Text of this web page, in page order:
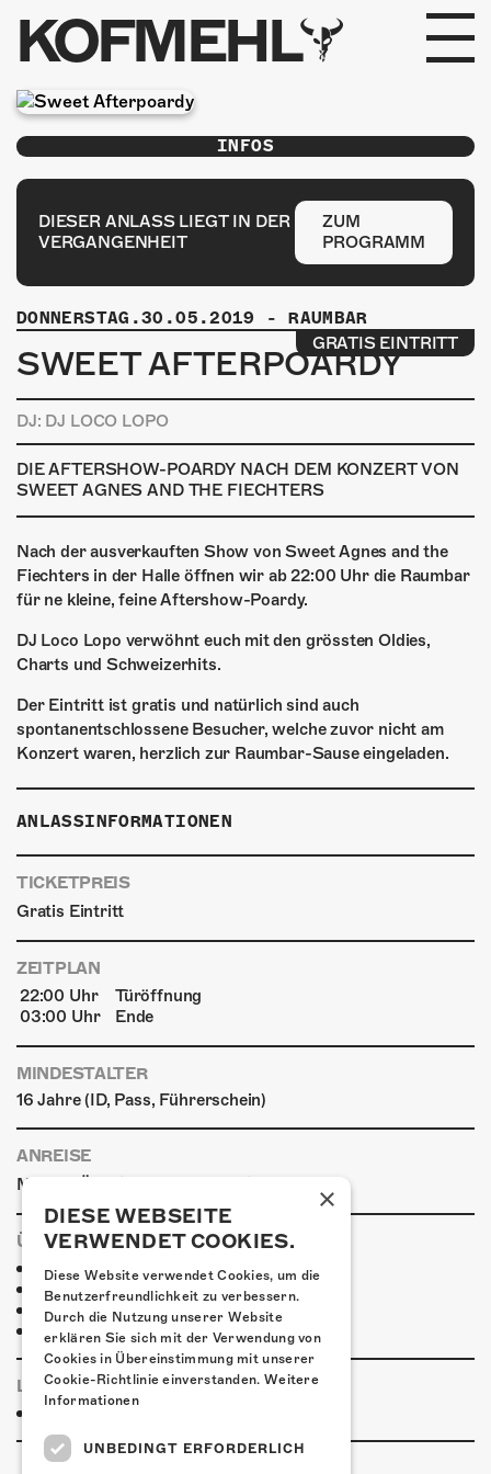
KOFMEHL
PROGRAMM
FABRIKGEFLÜSTER
GALERIE
FOTOGALERIE
PHOTOMAT
INFOS
KONTAKT
ÜBER UNS
GÖNNEREI
SHOP
MITMACHEN
INFOS
DIESER ANLASS LIEGT IN DER
VERGANGENHEIT
ZUM
PROGRAMM
DONNERSTAG.30.05.2019 - RAUMBAR
SWEET AFTERPOARDY
GRATIS EINTRITT
DJ: DJ LOCO LOPO
DIE AFTERSHOW-POARDY NACH DEM KONZERT VON
SWEET AGNES AND THE FIECHTERS
Nach der ausverkauften Show von Sweet Agnes and the
Fiechters in der Halle öffnen wir ab 22:00 Uhr die Raumbar
für ne kleine, feine Aftershow-Poardy.
DJ Loco Lopo verwöhnt euch mit den grössten Oldies,
Charts und Schweizerhits.
Der Eintritt ist gratis und natürlich sind auch
spontanentschlossene Besucher, welche zuvor nicht am
Konzert waren, herzlich zur Raumbar-Sause eingeladen.
ANLASSINFORMATIONEN
TICKETPREIS
Gratis Eintritt
ZEITPLAN
22:00 Uhr
Türöffnung
03:00 Uhr
Ende
MINDESTALTER
16 Jahre (ID, Pass, Führerschein)
ANREISE
Mit den ÖVs
ÜBERNACHTEN
Jugendherberge Solothurn (inkl. Rabatt)
Hotel Kreuz Solothurn
Hotel Astoria Solothurn
H4 Hotel
LINKS & PARTNER
×
DIESE WEBSEITE
VERWENDET COOKIES.
Diese Website verwendet Cookies, um die
Benutzerfreundlichkeit zu verbessern.
Durch die Nutzung unserer Website
erklären Sie sich mit der Verwendung von
Cookies in Übereinstimmung mit unserer
Cookie-Richtlinie einverstanden. Weitere
Informationen
UNBEDINGT ERFORDERLICH